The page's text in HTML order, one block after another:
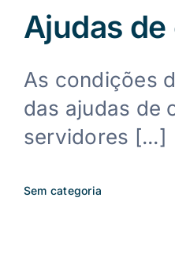
Ajudas
As condições
das ajudas de
servidores [...]
Sem categoria